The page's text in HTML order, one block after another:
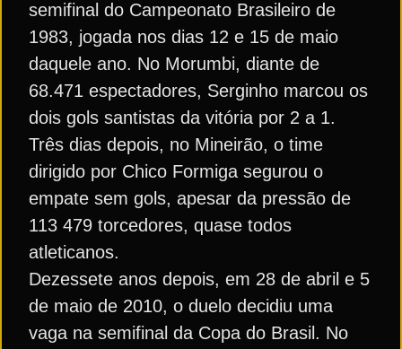
semifinal do Campeonato Brasileiro de
1983, jogada nos dias 12 e 15 de maio
daquele ano. No Morumbi, diante de
68.471 espectadores, Serginho marcou os
dois gols santistas da vitória por 2 a 1.
Três dias depois, no Mineirão, o time
dirigido por Chico Formiga segurou o
empate sem gols, apesar da pressão de
113 479 torcedores, quase todos
atleticanos.
Dezessete anos depois, em 28 de abril e 5
de maio de 2010, o duelo decidiu uma
vaga na semifinal da Copa do Brasil. No